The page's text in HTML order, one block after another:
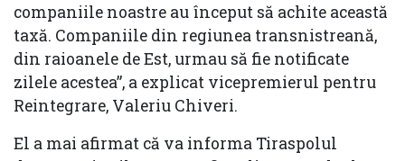
companiile noastre au început să achite această
taxă. Companiile din regiunea transnistreană,
din raioanele de Est, urmau să fie notificate
zilele acestea”, a explicat vicepremierul pentru
Reintegrare, Valeriu Chiveri.
El a mai afirmat că va informa Tiraspolul